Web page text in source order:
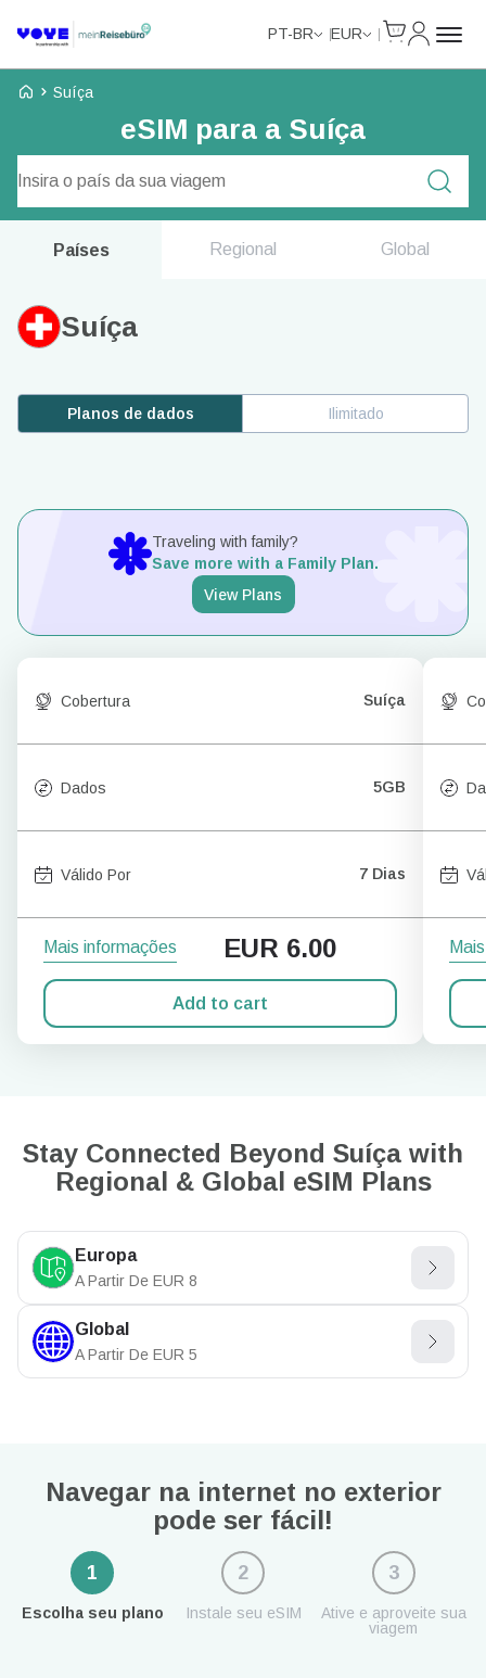
PT-BR EUR
Voye Homepage
Suíça
eSIM para a Suíça
Países Regional Global
Suíça
Planos de dados Ilimitado
Traveling with family?
Save more with a Family Plan.
View Plans
Cobertura Suíça
Dados 5GB
Válido Por 7 Dias
Mais informações EUR 6.00
Add to cart
Stay Connected Beyond Suíça with
Regional & Global eSIM Plans
Europa
A Partir De EUR 8
Global
A Partir De EUR 5
Navegar na internet no exterior
pode ser fácil!
1
Escolha seu plano
2
Instale seu eSIM
3
Ative e aproveite sua
viagem